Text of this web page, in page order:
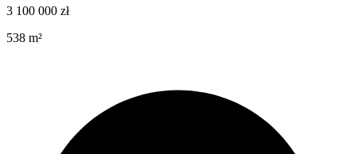
3 100 000 zł
538 m²